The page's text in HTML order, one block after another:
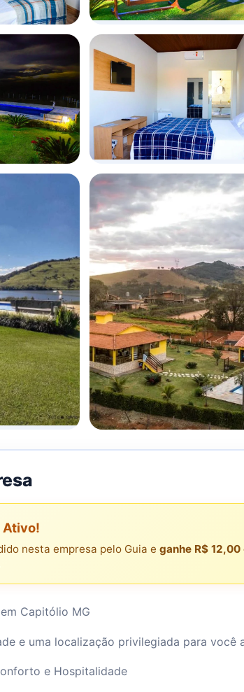
Ativo!
nesta empresa pelo Guia e ganhe R$
Capitólio MG
e uma localização privilegiada para você
e Hospitalidade